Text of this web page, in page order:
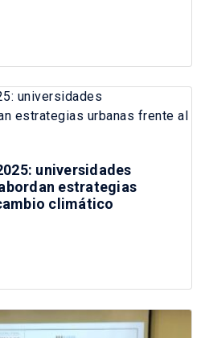
universidades
estrategias
climático